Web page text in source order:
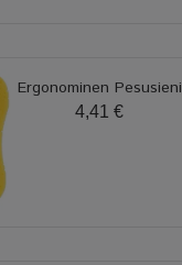
Ergonominen Pesusieni
4,41 €